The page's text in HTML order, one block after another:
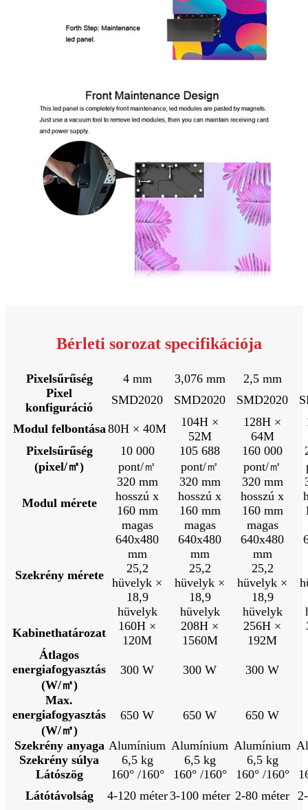
Bérleti sorozat specifikációja
Pixelsűrűség 4 mm 3,076 mm
2,5 mm
Pixel
konfiguráció
SMD2020 SMD2020 SMD2020
Modul felbontása80H × 40M
104H ×
52M
128H ×
64M
Pixelsűrűség
(pixel/㎡)
10 000
pont/㎡
105 688
pont/㎡
160 000
pont/㎡
Modul mérete
320 mm
hosszú x
160 mm
magas
320 mm
hosszú x
160 mm
magas
320 mm
hosszú x
160 mm
magas
Szekrény mérete
640x480
mm
25,2
hüvelyk ×
18,9
hüvelyk
640x480
mm
25,2
hüvelyk ×
18,9
hüvelyk
640x480
mm
25,2
hüvelyk ×
18,9
hüvelyk
Kabinethatározat
160H ×
120M
208H ×
1560M
256H ×
192M
Átlagos
energiafogyasztás
(W/㎡)
300 W 300 W 300 W
Max.
energiafogyasztás
(W/㎡)
650 W 650 W 650 W
Szekrény anyaga Alumínium Alumínium Alumínium
Szekrény súlya
6,5 kg 6,5 kg
6,5 kg
Látószög
160° /160° 160° /160° 160° /160°
Látótávolság
4-120 méter3-100 méter 2-80 méter